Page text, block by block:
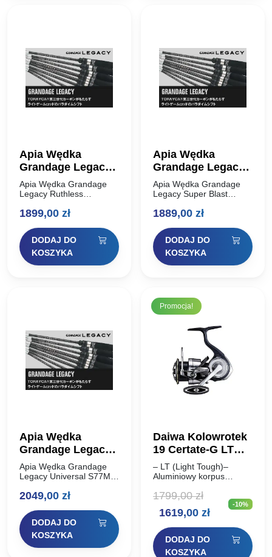
Apia Wędka
Grandage Legacy
Ruthless S86MHT
2,591m 2-18g
Apia Wędka Grandage
Legacy Ruthless
Apia Grandage Legacy to
Apia, wykonana na całej
długości TORAYCA®
Carbon trzeciej generacji.
Nie…
1899,00 zł
DODAJ DO
KOSZYKA
Apia Wędka
Grandage Legacy
Super Blast S83M-
HS 2,515m 2-15g
Apia Wędka Grandage
Legacy Super Blast
Solid Tip Apia Grandage
wędki Apia, wykonana na
całej długości
TORAYCA® Carbon…
1889,00 zł
DODAJ DO
KOSZYKA
Apia Wędka
Grandage Legacy
Universal S77MT
2,311m 2-12g
Apia Wędka Grandage
Legacy Universal S77MT
Grandage Legacy to
Apia, wykonana na całej
długości TORAYCA®
Carbon trzeciej generacji.
Nie…
2049,00 zł
DODAJ DO
KOSZYKA
Promocja!
Daiwa Kolowrotek
19 Certate-G LT
3000-XH
– LT (Light Tough)–
Aluminiowy korpus
kołowrotka
MAGSEALED– Rolka
zabezpieczona
MAGSEALED– 10 Łożysk
„CRBB“– Rotor ZAION
1799,00zł
Pierwotna
cena
wynosiła:
1619,00 złAktualna
cena
wynosi:
-10%
DODAJ DO
KOSZYKA